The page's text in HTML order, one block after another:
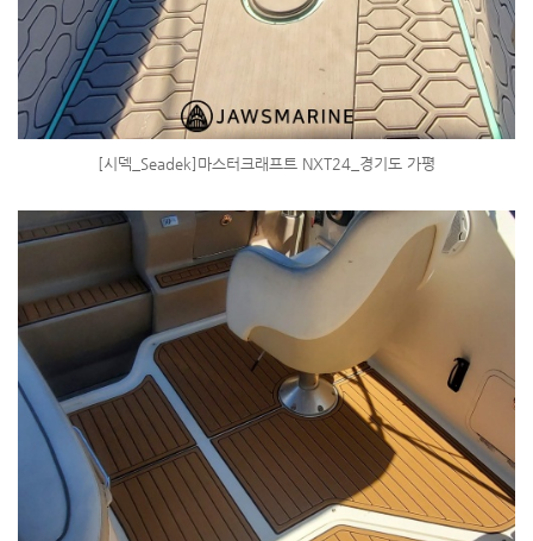
[시덱_Seadek]마스터크래프트 NXT24_경기도 가평